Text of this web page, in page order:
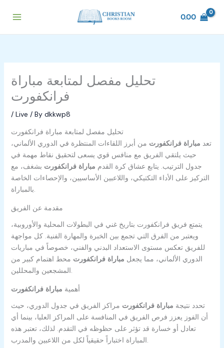
0.00
تحليل مفصل لمتابعة مباراة
فرانكفورت
/ Live / By dkkwp8
تحليل مفصل لمتابعة مباراة فرانكفورت
تعد مباراة فرانكفورت من أبرز اللقاءات المنتظرة في الدوري الألماني،
حيث يلتقي الفريق مع منافس قوي يسعى لتحقيق نقاط مهمة في
جدول الترتيب. يتابع عشاق كرة القدم مباراة فرانكفورت بشغف، مع
التركيز على الأداء التكتيكي، واللاعبين الأساسيين، والإحصاءات الخاصة
بالمباراة.
مقدمة عن الفريق
يتمتع فريق فرانكفورت بتاريخ غني في البطولات المحلية والأوروبية،
ويعتبر من الفرق التي تجمع بين الخبرة والمهارة الفنية. كل مواجهة
للفريق تعكس مستوى الاستعداد البدني والفني، خصوصاً في مباريات
الدوري الألماني، مما يجعل مباراة فرانكفورت محط اهتمام كبير من
المشجعين والمحللين.
أهمية مباراة فرانكفورت
تحدد نتيجة مباراة فرانكفورت مراكز الفريق في جدول الدوري، حيث
أن الفوز يعزز فرص الفريق في المنافسة على المراكز العليا، بينما أي
تعادل أو خسارة قد تؤثر على حظوظه في التقدم. لذلك، تعتبر هذه